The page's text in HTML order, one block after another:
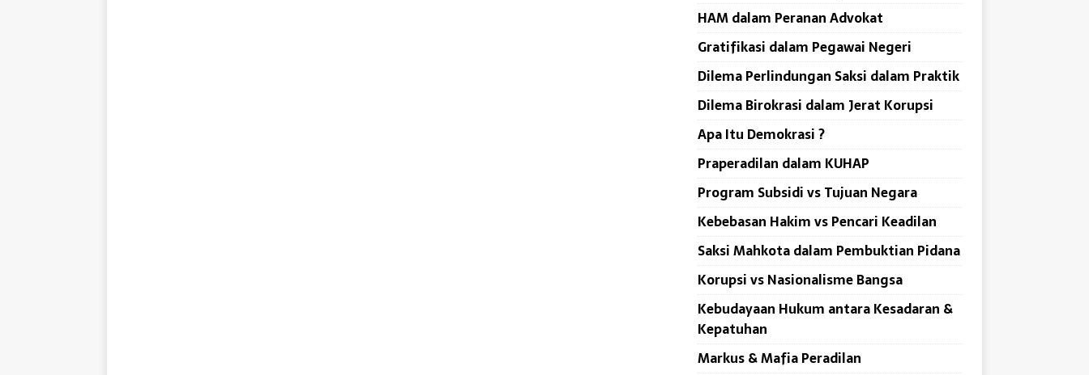
HAM dalam Peranan Advokat
Gratifikasi dalam Pegawai Negeri
Dilema Perlindungan Saksi dalam Praktik
Dilema Birokrasi dalam Jerat Korupsi
Apa Itu Demokrasi ?
Praperadilan dalam KUHAP
Program Subsidi vs Tujuan Negara
Kebebasan Hakim vs Pencari Keadilan
Saksi Mahkota dalam Pembuktian Pidana
Korupsi vs Nasionalisme Bangsa
Kebudayaan Hukum antara Kesadaran &
Kepatuhan
Markus & Mafia Peradilan